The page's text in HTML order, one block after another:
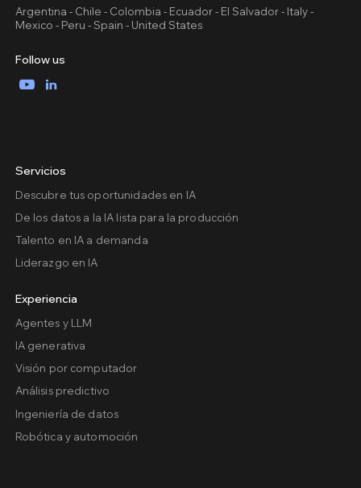
Argentina - Chile - Colombia - Ecuador - El Salvador - Italy -
Mexico - Peru - Spain - United States
Follow us
YouTubeLinkedIn
Servicios
Descubre tus oportunidades en IA
De los datos a la IA lista para la producción
Talento en IA a demanda
Liderazgo en IA
Experiencia
Agentes y LLM
IA generativa
Visión por computador
Análisis predictivo
Ingeniería de datos
Robótica y automoción